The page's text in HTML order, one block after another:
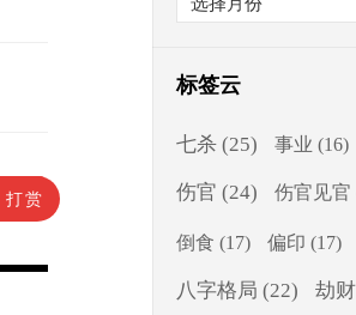
打赏
标签云
七杀 (25) 事业 (16)
伤官 (24) 伤官见官
倒食 (17) 偏印 (17)
八字格局 (22) 劫财